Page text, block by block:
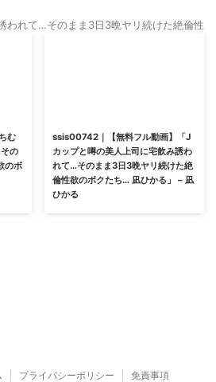
われて…そのまま3日3晩ヤリ続けた絶倫性
む
の
のボ
ssis00742｜【無料フル動画】「J
カップと噂の美人上司に宅飲み誘わ
れて…そのまま3日3晩ヤリ続けた絶
倫性欲のボクたち… 凪ひかる」 – 凪
ひかる
プライバシーポリシー 免責事項